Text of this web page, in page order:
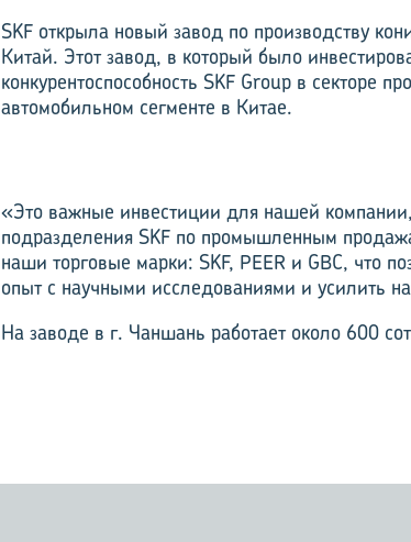
SKF открыла новый завод по производству
Китай. Этот завод, в который было
конкурентоспособность SKF Group в секторе
автомобильном сегменте в Китае.
«Это важные инвестиции для нашей
подразделения SKF по промышленным
наши торговые марки: SKF, PEER и GBC, что
опыт с научными исследованиями и усилить
На заводе в г. Чаншань работает около 600